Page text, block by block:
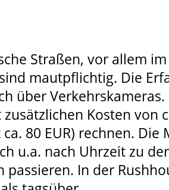
Straßen, vor allem
mautpflichtig. Die
über Verkehrskameras.
Kosten von
80 EUR) rechnen. Die
u.a. nach Uhrzeit zu
passieren. In der